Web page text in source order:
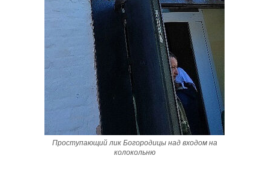
Проступающий лик Богородицы над входом на
колокольню